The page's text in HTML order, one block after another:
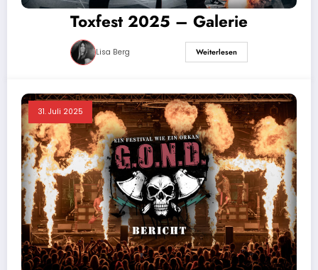
Toxfest 2025 – Galerie
Lisa Berg Weiterlesen
31. Juli 2025